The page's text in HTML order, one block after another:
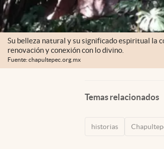
Su belleza natural y su significado espiritual la
renovación y conexión con lo divino.
Fuente: chapultepec.org.mx
Temas relacionados
historias